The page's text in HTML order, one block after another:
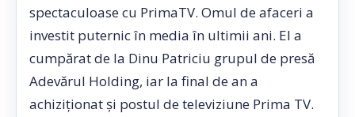
spectaculoase cu PrimaTV. Omul de afaceri a
investit puternic în media în ultimii ani. El a
cumpărat de la Dinu Patriciu grupul de presă
Adevărul Holding, iar la final de an a
achiziţionat şi postul de televiziune Prima TV.